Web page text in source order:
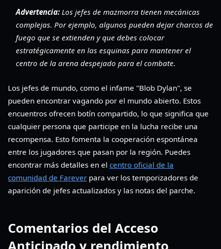
Advertencia:Los jefes de mazmorra tienen mecánicas
complejas. Por ejemplo, algunos pueden dejar charcos de
fuego que se extienden y que debes colocar
estratégicamente en las esquinas para mantener el
centro de la arena despejado para el combate.
Los jefes de mundo, como el infame "Blob Dylan", se
pueden encontrar vagando por el mundo abierto. Estos
encuentros ofrecen botín compartido, lo que significa que
cualquier persona que participe en la lucha recibe una
recompensa. Esto fomenta la cooperación espontánea
entre los jugadores que pasan por la región. Puedes
encontrar más detalles en el centro oficial de la
comunidad de Farever para ver los temporizadores de
aparición de jefes actualizados y las notas del parche.
Comentarios del Acceso